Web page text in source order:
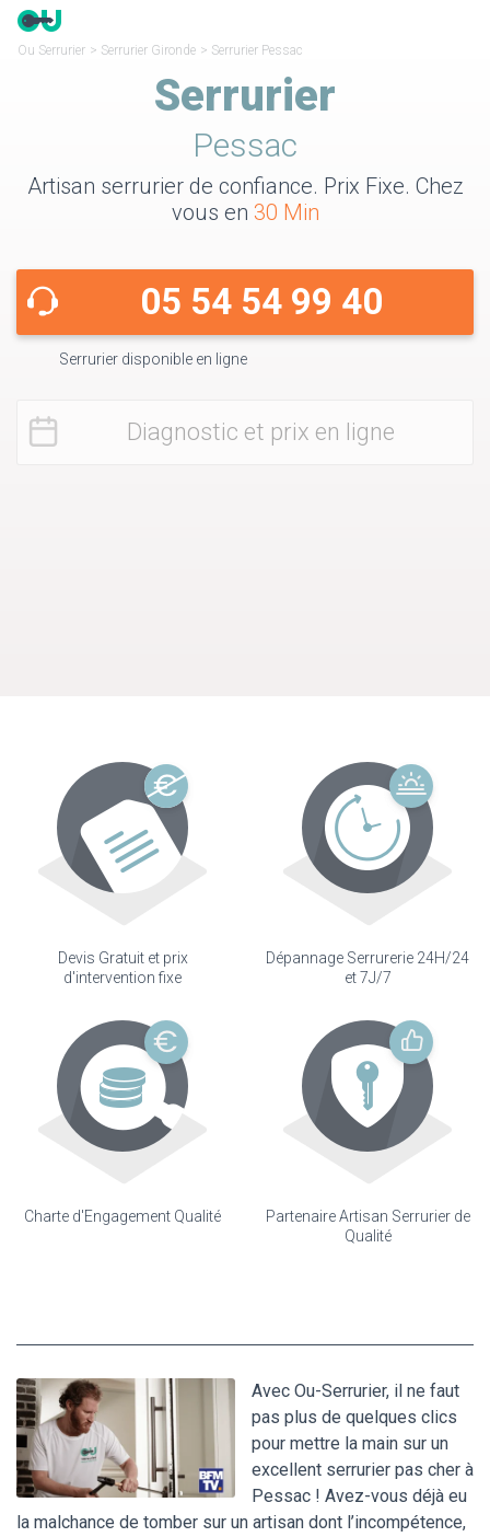
Ou Serrurier > Serrurier Gironde > Serrurier Pessac
Serrurier
Pessac
Artisan serrurier de confiance. Prix Fixe. Chez
vous en 30 Min
05 54 54 99 40
Serrurier disponible en ligne
Diagnostic et prix en ligne
Devis Gratuit et prix
d'intervention fixe
Dépannage Serrurerie 24H/24
et 7J/7
Charte d'Engagement Qualité
Partenaire Artisan Serrurier de
Qualité
Avec Ou-Serrurier, il ne faut
pas plus de quelques clics
pour mettre la main sur un
excellent serrurier pas cher à
Pessac ! Avez-vous déjà eu
la malchance de tomber sur un artisan dont l’incompétence,